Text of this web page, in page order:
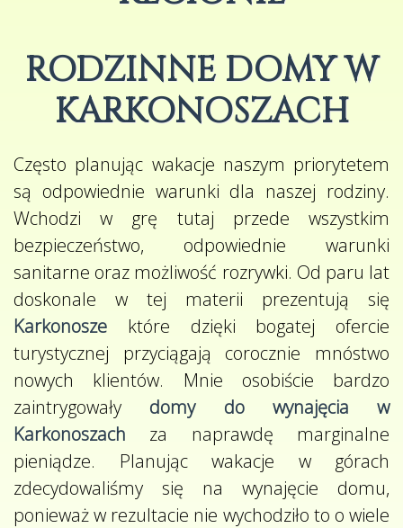
RODZINNE DOMY W
KARKONOSZACH
Często planując wakacje naszym priorytetem
są odpowiednie warunki dla naszej rodziny.
Wchodzi w grę tutaj przede wszystkim
bezpieczeństwo, odpowiednie warunki
sanitarne oraz możliwość rozrywki. Od paru lat
doskonale w tej materii prezentują się
Karkonosze które dzięki bogatej ofercie
turystycznej przyciągają corocznie mnóstwo
nowych klientów. Mnie osobiście bardzo
zaintrygowały domy do wynajęcia w
Karkonoszach za naprawdę marginalne
pieniądze. Planując wakacje w górach
zdecydowaliśmy się na wynajęcie domu,
ponieważ w rezultacie nie wychodziło to o wiele